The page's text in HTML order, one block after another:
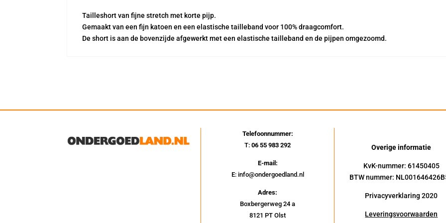
Tailleshort van fijne stretch met korte pijp.
Gemaakt van een fijn katoen en een elastische tailleband voor 100% draagcomfort.
De short is aan de bovenzijde afgewerkt met een elastische tailleband en de pijpen omgezoomd.
Telefoonnummer:
T:06 55 983 292
E-mail:
E: info@ondergoedland.nl
Adres:
Boxbergerweg 24 a
8121 PT Olst
Overige informatie
KvK-nummer: 61450405
BTW nummer:
Privacyverklaring 2020
Leveringsvoorwaarden